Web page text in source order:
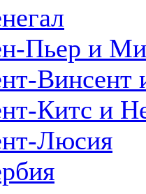
Пьер и
Винсент
Китс и
Люсия